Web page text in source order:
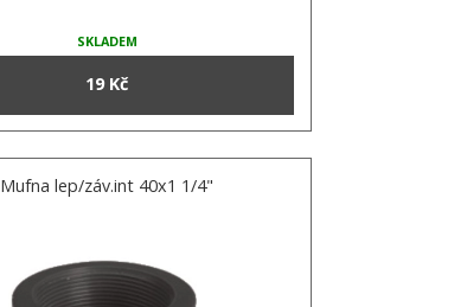
SKLADEM
19 Kč
Mufna lep/záv.int 40x1 1/4"